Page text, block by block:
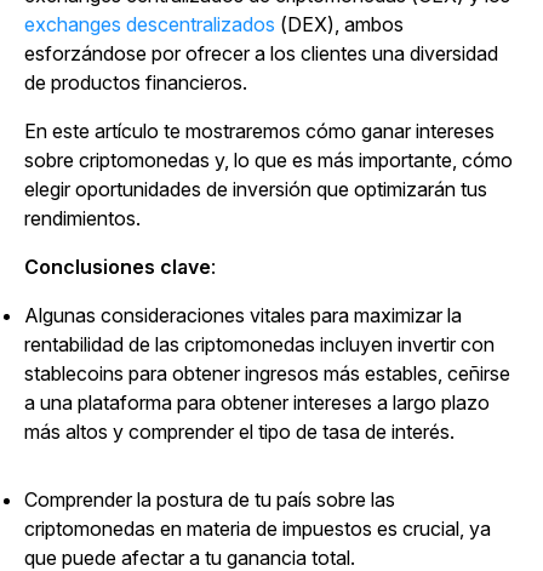
exchanges descentralizados (DEX), ambos
esforzándose por ofrecer a los clientes una diversidad
de productos financieros.
En este artículo te mostraremos cómo ganar intereses
sobre criptomonedas y, lo que es más importante, cómo
elegir oportunidades de inversión que optimizarán tus
rendimientos.
Conclusiones clave:
Algunas consideraciones vitales para maximizar la
rentabilidad de las criptomonedas incluyen invertir con
stablecoins para obtener ingresos más estables, ceñirse
a una plataforma para obtener intereses a largo plazo
más altos y comprender el tipo de tasa de interés.
Comprender la postura de tu país sobre las
criptomonedas en materia de impuestos es crucial, ya
que puede afectar a tu ganancia total.